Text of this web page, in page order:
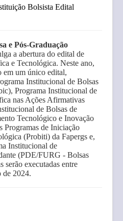
Bolsista Edital
e Pós-Graduação
a abertura do edital de
e Tecnológica. Neste ano,
em um único edital,
Institucional de Bolsas
Programa Institucional de
nas Ações Afirmativas
de Bolsas de
Tecnológico e Inovação
de Iniciação
(Probiti) da Fapergs e,
Institucional de
(PDE/FURG - Bolsas
serão executadas entre
de 2024.